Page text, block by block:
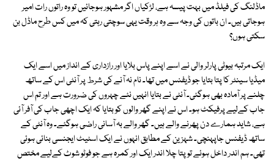
ماڈلنگ کی فیلڈ میں بہت پیسہ ہے، لڑکیاں اگر مشہور ہوجائیں تو وہ راتوں رات امیر
ہوجاتی ہیں۔ ان باتوں کی وجہ سے وہ ہر وقت یہی سوچتی رہتی کہ میں کس طرح ماڈل بن
سکتی ہوں؟
ایک مرتبہ بیوٹی پارلر والی نے اسے اپنے پاس بلایا اور رازداری کے انداز میں اسے ایک
میڈیا سینٹر کا پتا بتایا جو ڈیفنس میں تھا۔ نام نہ آنے کی شرط پر آنٹی اس کے ساتھ
چلنے پر آمادہ بھی ہوگئی۔ آنٹی نے بتایا انہیں نئے چہروں کی ضرورت ہے اور تم اس
جاب کےلیے پرفیکٹ ہو۔ اس نے اپنے گھر والوں کو بتایا کہ ایک اچھی جاب کی آفر آئی
ہے، شاید ہمارے دن پھرنے والے ہیں۔ گھر والے بہ آسانی راضی ہوگئے۔ وہ آنٹی کے
ساتھ ڈیفنس جاپہنچی۔ شہزین کے مطابق انہوں نے ایک اسٹیٹ ایجنسی بنائی ہوئی
تھی۔ ہم اندر داخل ہوئے تو پتا چلا اندر ایک اور کمرہ ہے جو فوٹو شوٹ کےلیے مختص